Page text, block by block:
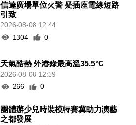
信達廣場單位火警 疑插座電線短路
引致
2026-08-08 12:44
1304
0
天氣酷熱 外港錄最高溫35.5°C
2026-08-08 12:39
266
0
團體辦少兒時裝模特賽冀助力演藝
之都發展